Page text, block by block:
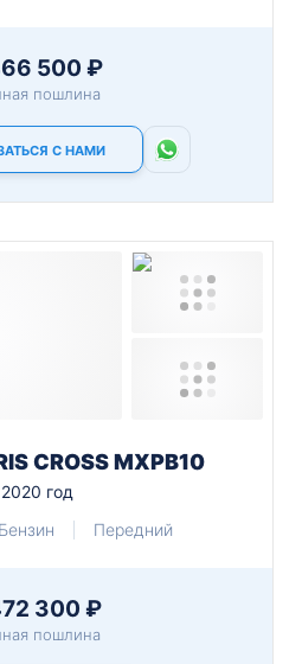
500 ₽
пошлина
С НАМИ
CROSS MXPB10
2020 год
Бензин Передний
300 ₽
пошлина